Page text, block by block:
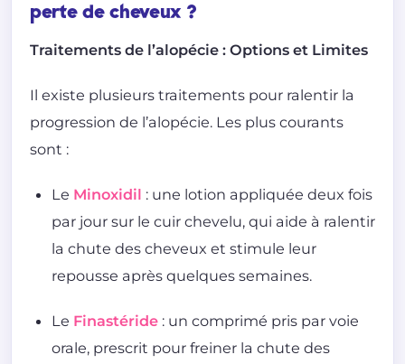
perte de cheveux ?
Traitements de l’alopécie : Options et Limites
Il existe plusieurs traitements pour ralentir la
progression de l’alopécie. Les plus courants
sont :
Le Minoxidil : une lotion appliquée deux fois
par jour sur le cuir chevelu, qui aide à ralentir
la chute des cheveux et stimule leur
repousse après quelques semaines.
Le Finastéride : un comprimé pris par voie
orale, prescrit pour freiner la chute des